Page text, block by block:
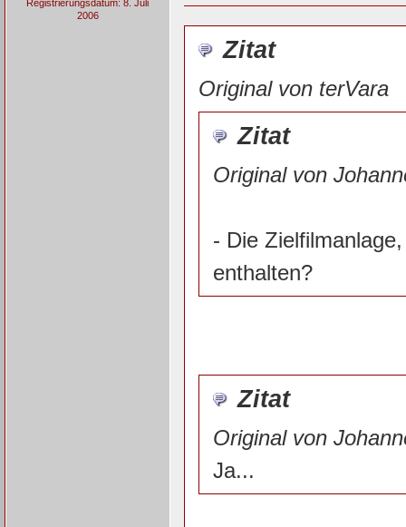
Registrierungsdatum: 8. Juli
2006
Zitat
Original von terVara
Zitat
Original von
- Die
enthalten?
Zitat
Original von
Ja...